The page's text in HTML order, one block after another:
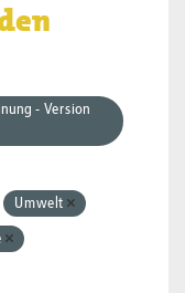
- Version
Umwelt